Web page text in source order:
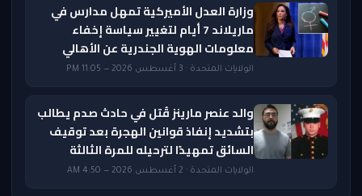
وزارة العدل الأميركية تمهل مدارس في
ماريلاند 7 أيام لتغيير سياسة إخفاء
معلومات الهوية الجندرية عن الأهالي
الولايات المتحدة · 3 أغسطس 2026 — 11:05 PM
والد عنصر مارينز قُتل في حادث صدم يطالب
بتشديد إنفاذ قوانين الهجرة بعد توقيف
السائق تمهيدًا لترحيله للمرة الثالثة
الولايات المتحدة · 2 أغسطس 2026 — 4:50 AM